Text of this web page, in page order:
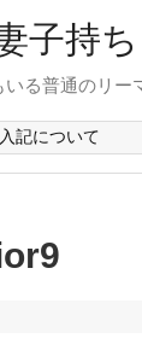
子持
いる普通のリー
記について